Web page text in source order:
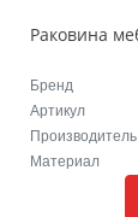
Бренд
Артикул
Производитель
Материал